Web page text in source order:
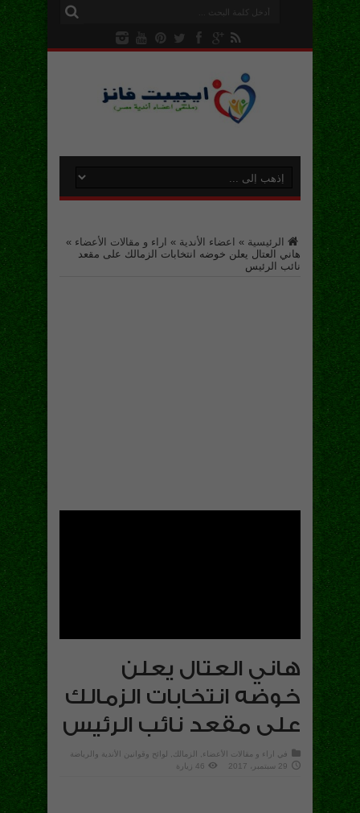
الرئيسية » اعضاء الأندية » اراء و مقالات الأعضاء »
هاني العتال يعلن خوضه انتخابات الزمالك على مقعد
نائب الرئيس
هاني العتال يعلن
خوضه انتخابات الزمالك
على مقعد نائب الرئيس
في اراء و مقالات الأعضاء الزمالك
لوائح وقوانين الأندية والرياضة
29 سبتمبر، 2017
46 زيارة